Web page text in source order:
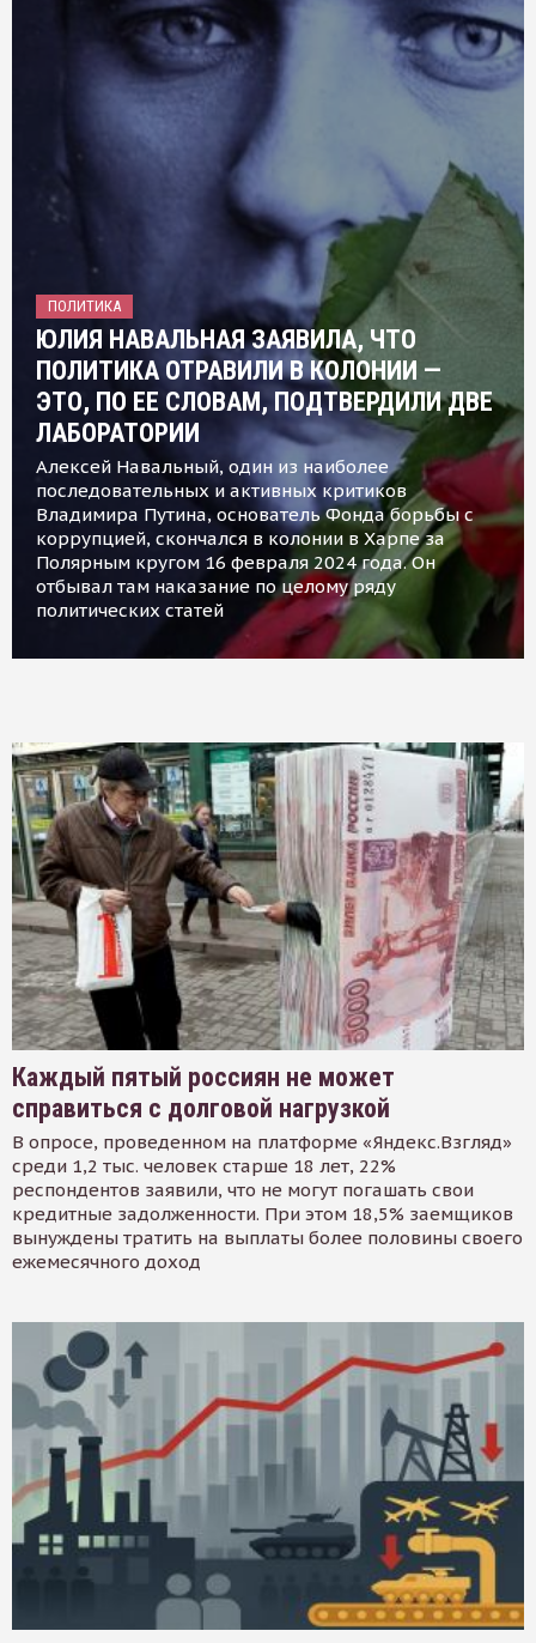
ПОЛИТИКА
ЮЛИЯ НАВАЛЬНАЯ ЗАЯВИЛА, ЧТО
ПОЛИТИКА ОТРАВИЛИ В КОЛОНИИ —
ЭТО, ПО ЕЕ СЛОВАМ, ПОДТВЕРДИЛИ ДВЕ
ЛАБОРАТОРИИ
Алексей Навальный, один из наиболее
последовательных и активных критиков
Владимира Путина, основатель Фонда борьбы с
коррупцией, скончался в колонии в Харпе за
Полярным кругом 16 февраля 2024 года. Он
отбывал там наказание по целому ряду
политических статей
Каждый пятый россиян не может
справиться с долговой нагрузкой
В опросе, проведенном на платформе «Яндекс.Взгляд»
среди 1,2 тыс. человек старше 18 лет, 22%
респондентов заявили, что не могут погашать свои
кредитные задолженности. При этом 18,5% заемщиков
вынуждены тратить на выплаты более половины своего
ежемесячного доход